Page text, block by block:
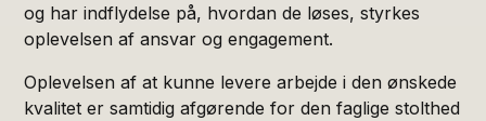
og har indflydelse på, hvordan de løses, styrkes
oplevelsen af ansvar og engagement.
Oplevelsen af at kunne levere arbejde i den ønskede
kvalitet er samtidig afgørende for den faglige stolthed